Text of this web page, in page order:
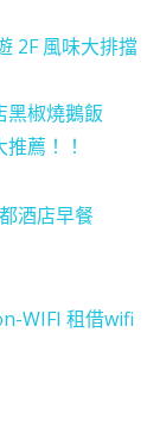
2F 風味大排擋
黑椒燒鵝飯
薦！！
酒店早餐
WIFI 租借wifi